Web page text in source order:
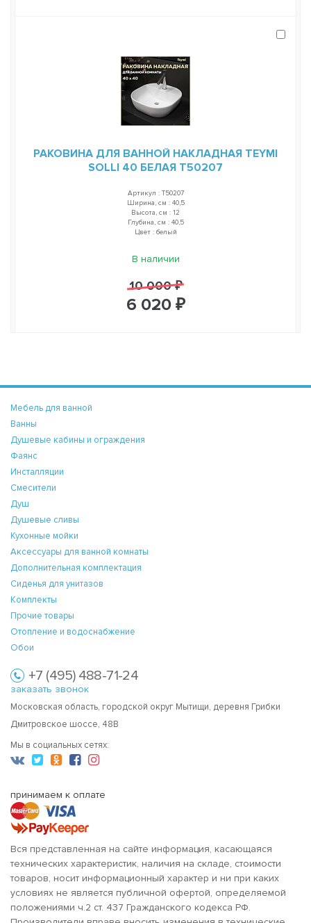
РАКОВИНА ДЛЯ ВАННОЙ НАКЛАДНАЯ TEYMI
SOLLI 40 БЕЛАЯ T50207
Артикул : T50207
Ширина, см : 40,5
Высота, см : 12
Глубина, см : 40,5
Цвет : белый
В наличии
10 000 ₽
6 020 ₽
Мебель для ванной
Ванны
Душевые кабины и ограждения
Фаянс
Инсталляции
Смесители
Душ
Душевые сливы
Кухонные мойки
Аксессуары для ванной комнаты
Дополнительная комплектация
Сиденья для унитазов
Комплекты
Прочие товары
Отопление и водоснабжение
Обои
+7 (495) 488-71-24
заказать звонок
Московская область, городской округ Мытищи, деревня Грибки
Дмитровское шоссе, 48В
Мы в социальных сетях:
принимаем к оплате
Вся представленная на сайте информация, касающаяся
технических характеристик, наличия на складе, стоимости
товаров, носит информационный характер и ни при каких
условиях не является публичной офертой, определяемой
положениями ч.2 ст. 437 Гражданского кодекса РФ.